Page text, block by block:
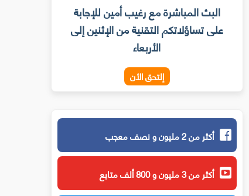
البث المباشرة مع رغيب أمين للإجابة
على تساؤلاتكم التقنية من الإثنين إلى
الأربعاء
إلتحق الأن
أكثر من 2 مليون و نصف معجب
أكثر من 3 مليون و 800 ألف متابع